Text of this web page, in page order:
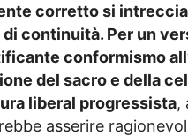
corretto si
continuità. Per un
conformismo
del sacro e della
liberal progressista,
asserire